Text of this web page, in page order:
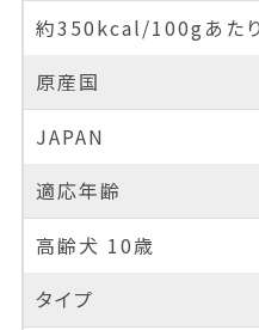
約350kcal/100gあたり
原産国
JAPAN
適応年齢
高齢犬 10歳
タイプ